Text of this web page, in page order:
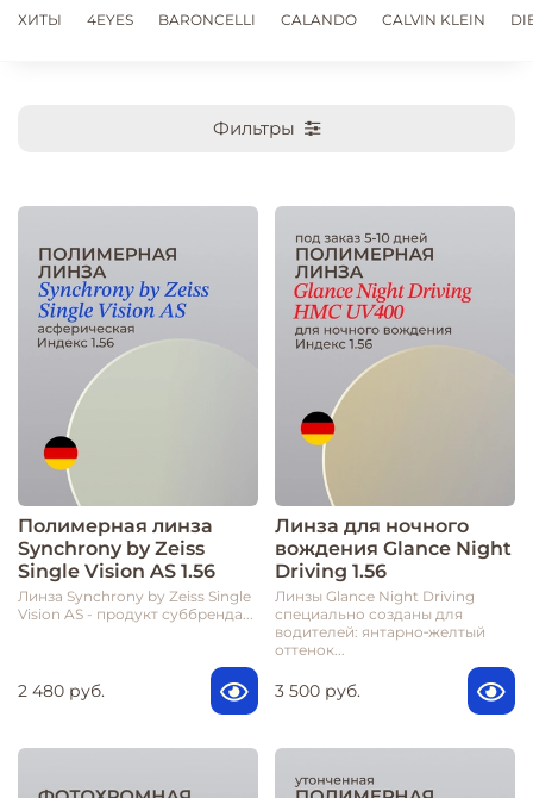
ХИТЫ 4EYES BARONCELLI CALANDO CALVIN KLEIN
Фильтры
Полимерная линза
Synchrony by Zeiss
Single Vision AS 1.56
Линза Synchrony by Zeiss Single
Vision AS - продукт суббренда...
2 480 руб.
Линза для ночного
вождения Glance Night
Driving 1.56
Линзы Glance Night Driving
специально созданы для
водителей: янтарно‑желтый
оттенок...
3 500 руб.